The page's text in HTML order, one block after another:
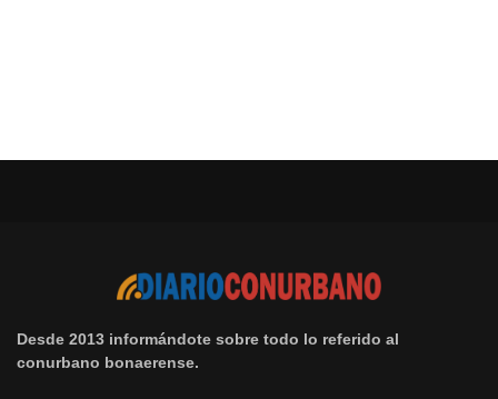
Desde 2013 informándote sobre todo lo referido al
conurbano bonaerense.